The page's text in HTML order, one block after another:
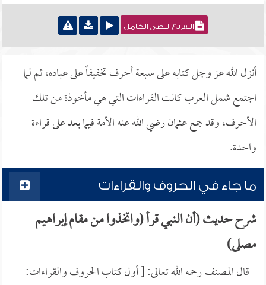
التفريغ النصي الكامل
أنزل الله عز وجل كتابه على سبعة أحرف تخفيفاً على عباده، ثم لما
اجتمع شمل العرب كانت القراءات التي هي مأخوذة من تلك
الأحرف، وقد جمع عثمان رضي الله عنه الأمة فيما بعد على قراءة
واحدة.
ما جاء في الحروف والقراءات
شرح حديث (أن النبي قرأ (واتخذوا من مقام إبراهيم
مصلى)
قال المصنف رحمه الله تعالى: [ أول كتاب الحروف والقراءات: